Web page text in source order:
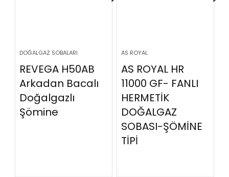
DOĞALGAZ SOBALARI
REVEGA H50AB
Arkadan Bacalı
Doğalgazlı
Şömine
AS ROYAL
AS ROYAL HR
11000 GF- FANLI
HERMETİK
DOĞALGAZ
SOBASI-ŞÖMİNE
TİPİ